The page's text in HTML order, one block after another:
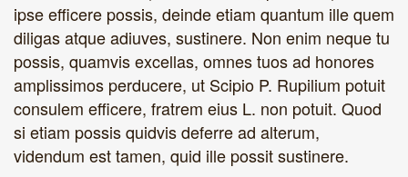
ipse efficere possis, deinde etiam quantum ille quem
diligas atque adiuves, sustinere. Non enim neque tu
possis, quamvis excellas, omnes tuos ad honores
amplissimos perducere, ut Scipio P. Rupilium potuit
consulem efficere, fratrem eius L. non potuit. Quod
si etiam possis quidvis deferre ad alterum,
videndum est tamen, quid ille possit sustinere.